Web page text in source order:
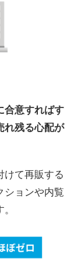
合意すればす
れ残る心配が
けて再販する
ションや内覧